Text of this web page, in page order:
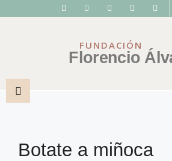
FUNDACIÓN
Florencio
Botate a miñoca